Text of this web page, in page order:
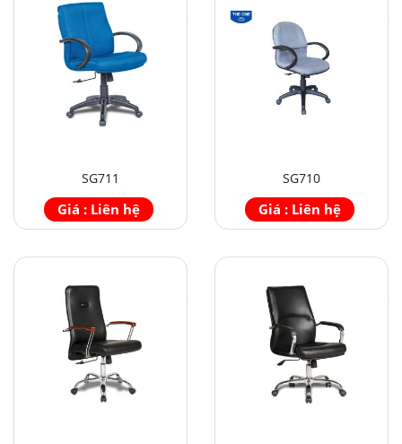
SG711
Giá : Liên hệ
SG710
Giá : Liên hệ